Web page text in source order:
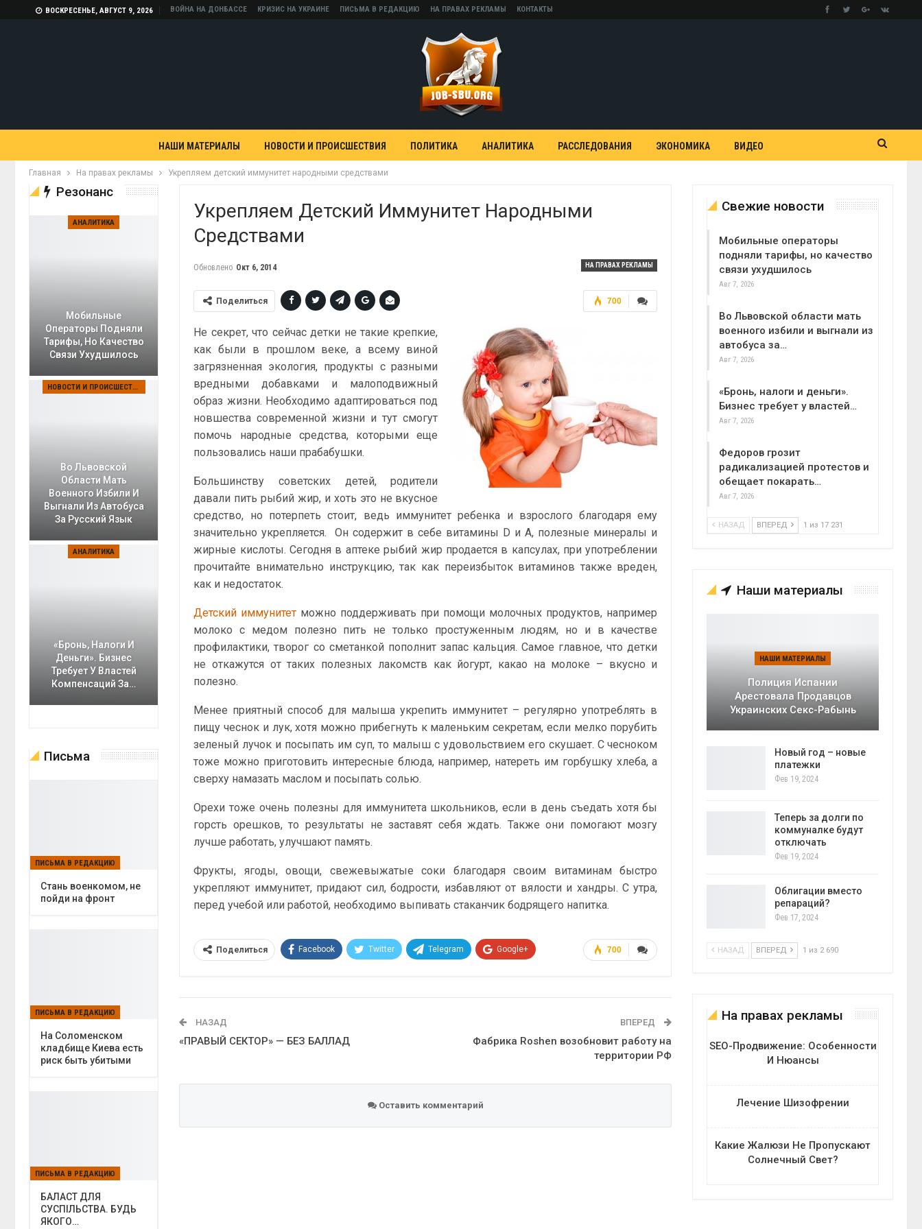
ВОСКРЕСЕНЬЕ, АВГУСТ 9, 2026 ВОЙНА НА ДОНБАССЕ КРИЗИС НА УКРАИНЕ ПИСЬМА В РЕДАКЦИЮ НА ПРАВАХ РЕКЛАМЫ КОНТАКТЫ
НАШИ МАТЕРИАЛЫ НОВОСТИ И ПРОИСШЕСТВИЯ ПОЛИТИКА АНАЛИТИКА РАССЛЕДОВАНИЯ ЭКОНОМИКА ВИДЕО
Главная На правах рекламы Укрепляем детский иммунитет народными средствами
Укрепляем Детский Иммунитет Народными
Средствами
НА ПРАВАХ РЕКЛАМЫ
Обновлено Окт 6, 2014
700
Поделиться
Не секрет, что сейчас детки не такие крепкие,
как были в прошлом веке, а всему виной
загрязненная экология, продукты с разными
вредными добавками и малоподвижный
образ жизни. Необходимо адаптироваться под
новшества современной жизни и тут смогут
помочь народные средства, которыми еще
пользовались наши прабабушки.
Большинству советских детей, родители
давали пить рыбий жир, и хоть это не вкусное
средство, но потерпеть стоит, ведь иммунитет ребенка и взрослого благодаря ему
значительно укрепляется. Он содержит в себе витамины D и A, полезные минералы и
жирные кислоты. Сегодня в аптеке рыбий жир продается в капсулах, при употреблении
прочитайте внимательно инструкцию, так как переизбыток витаминов также вреден,
как и недостаток.
Детский иммунитет можно поддерживать при помощи молочных продуктов, например
молоко с медом полезно пить не только простуженным людям, но и в качестве
профилактики, творог со сметанкой пополнит запас кальция. Самое главное, что детки
не откажутся от таких полезных лакомств как йогурт, какао на молоке – вкусно и
полезно.
Менее приятный способ для малыша укрепить иммунитет – регулярно употреблять в
пищу чеснок и лук, хотя можно прибегнуть к маленьким секретам, если мелко порубить
зеленый лучок и посыпать им суп, то малыш с удовольствием его скушает. С чесноком
тоже можно приготовить интересные блюда, например, натереть им горбушку хлеба, а
сверху намазать маслом и посыпать солью.
Орехи тоже очень полезны для иммунитета школьников, если в день съедать хотя бы
горсть орешков, то результаты не заставят себя ждать. Также они помогают мозгу
лучше работать, улучшают память.
Фрукты, ягоды, овощи, свежевыжатые соки благодаря своим витаминам быстро
укрепляют иммунитет, придают сил, бодрости, избавляют от вялости и хандры. С утра,
перед учебой или работой, необходимо выпивать стаканчик бодрящего напитка.
700
Поделиться Facebook Twitter Telegram Google+
НАЗАД
«ПРАВЫЙ СЕКТОР» — БЕЗ БАЛЛАД
ВПЕРЕД
Фабрика Roshen возобновит работу на
территории РФ
Оставить комментарий
Свежие новости
Мобильные операторы
подняли тарифы, но качество
связи ухудшилось
Авг 7, 2026
Во Львовской области мать
военного избили и выгнали из
автобуса за…
Авг 7, 2026
«Бронь, налоги и деньги».
Бизнес требует у властей…
Авг 7, 2026
Федоров грозит
радикализацией протестов и
обещает покарать…
Авг 7, 2026
НАЗАД ВПЕРЕД 1 из 17 231
Наши материалы
НАШИ МАТЕРИАЛЫ
Полиция Испании
Арестовала Продавцов
Украинских Секс-Рабынь
Новый год – новые
платежки
Фев 19, 2024
Теперь за долги по
коммуналке будут
отключать
Фев 19, 2024
Облигации вместо
репараций?
Фев 17, 2024
НАЗАД ВПЕРЕД 1 из 2 690
На правах рекламы
SEO-Продвижение: Особенности
И Нюансы
Лечение Шизофрении
Какие Жалюзи Не Пропускают
Солнечный Свет?
Резонанс
АНАЛИТИКА
Мобильные
Операторы Подняли
Тарифы, Но Качество
Связи Ухудшилось
НОВОСТИ И ПРОИСШЕСТВИЯ
Во Львовской
Области Мать
Военного Избили И
Выгнали Из Автобуса
За Русский Язык
АНАЛИТИКА
«Бронь, Налоги И
Деньги». Бизнес
Требует У Властей
Компенсаций За…
Письма
ПИСЬМА В РЕДАКЦИЮ
Cтань военкомом, не
пойди на фронт
ПИСЬМА В РЕДАКЦИЮ
На Соломенском
кладбище Киева есть
риск быть убитыми
ПИСЬМА В РЕДАКЦИЮ
БАЛАСТ ДЛЯ
СУСПІЛЬСТВА. БУДЬ
ЯКОГО…